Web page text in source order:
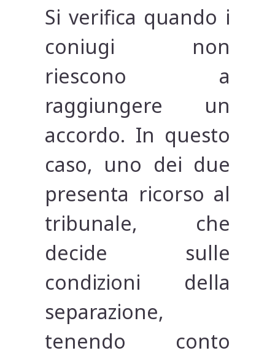
Si verifica quando i
coniugi non
riescono a
raggiungere un
accordo. In questo
caso, uno dei due
presenta ricorso al
tribunale, che
decide sulle
condizioni della
separazione,
tenendo conto